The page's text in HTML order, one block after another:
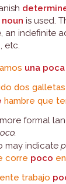
noun is used.
an indefinite
, etc.
una
dos
hambre que
formal
may indicate
corre poco
trabajo